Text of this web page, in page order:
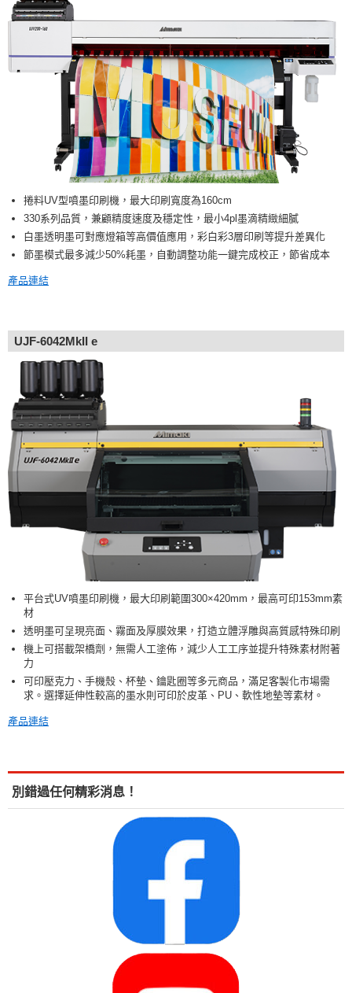
捲料UV型噴墨印刷機，最大印刷寬度為160cm
330系列品質，兼顧精度速度及穩定性，最小4pl墨滴精緻細膩
白墨透明墨可對應燈箱等高價值應用，彩白彩3層印刷等提升差異化
節墨模式最多減少50%耗墨，自動調整功能一鍵完成校正，節省成本
產品連結
UJF-6042MkII e
平台式UV噴墨印刷機，最大印刷範圍300×420mm，最高可印153mm素
材
透明墨可呈現亮面、霧面及厚膜效果，打造立體浮雕與高質感特殊印刷
機上可搭載架橋劑，無需人工塗佈，減少人工工序並提升特殊素材附著
力
可印壓克力、手機殼、杯墊、鑰匙圈等多元商品，滿足客製化市場需
求。選擇延伸性較高的墨水則可印於皮革、PU、軟性地墊等素材。
產品連結
別錯過任何精彩消息！